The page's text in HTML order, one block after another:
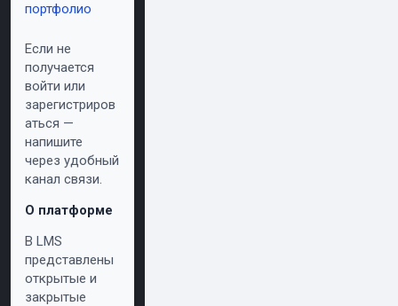
портфолио
Если не
получается
войти или
зарегистриров
аться —
напишите
через удобный
канал связи.
О платформе
В LMS
представлены
открытые и
закрытые